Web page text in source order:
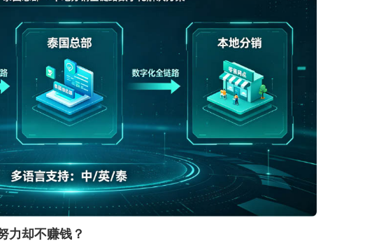
力却不赚钱？